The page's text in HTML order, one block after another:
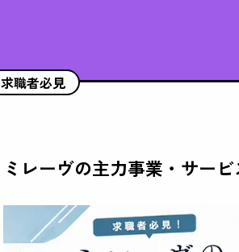
求職者必見
ミレーヴの主力事業・サー